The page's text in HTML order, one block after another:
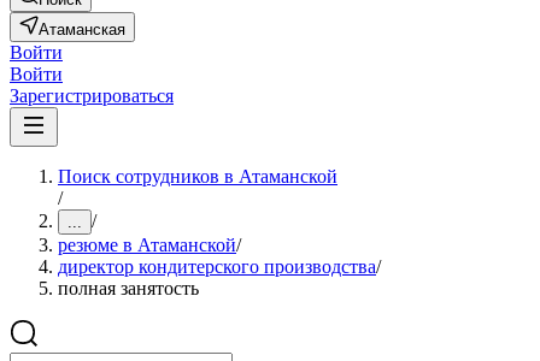
Атаманская
Войти
Войти
Зарегистрироваться
Поиск сотрудников в Атаманской
/
... /
резюме в Атаманской/
директор кондитерского производства/
полная занятость